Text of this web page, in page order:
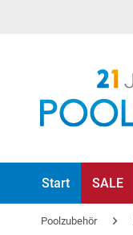
Start SALE
Poolzubehör